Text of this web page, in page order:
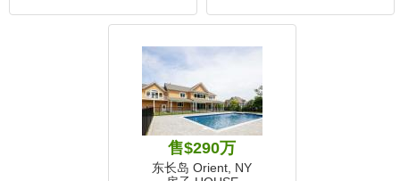
售$290万
东长岛 Orient, NY